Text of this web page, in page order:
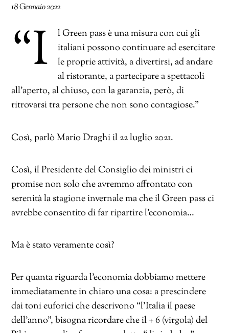
18 Gennaio 2022
“I
l Green pass è una misura con cui gli
italiani possono continuare ad esercitare
le proprie attività, a divertirsi, ad andare
al ristorante, a partecipare a spettacoli
all’aperto, al chiuso, con la garanzia, però, di
ritrovarsi tra persone che non sono contagiose.”
Così, parlò Mario Draghi il 22 luglio 2021.
Così, il Presidente del Consiglio dei ministri ci
promise non solo che avremmo affrontato con
serenità la stagione invernale ma che il Green pass ci
avrebbe consentito di far ripartire l’economia…
Ma è stato veramente così?
Per quanta riguarda l’economia dobbiamo mettere
immediatamente in chiaro una cosa: a prescindere
dai toni euforici che descrivono “l’Italia il paese
dell’anno”, bisogna ricordare che il + 6 (virgola) del